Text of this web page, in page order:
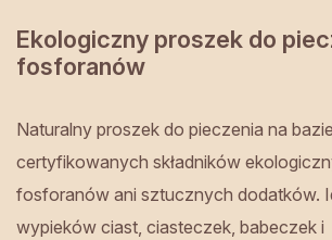
Ekologiczny proszek do
fosforanów
Naturalny proszek do pieczenia na bazie
certyfikowanych składników
fosforanów ani sztucznych dodatków.
wypieków ciast, ciasteczek, babeczek i